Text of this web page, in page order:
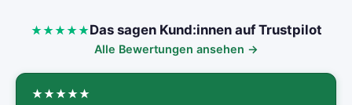
Das sagen Kund:innen auf Trustpilot
Alle Bewertungen ansehen →